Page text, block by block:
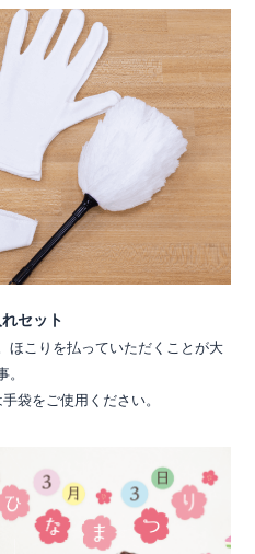
セット
ほこりを払っていただくことが大
。
袋をご使用ください。